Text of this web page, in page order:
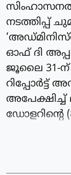
നടത്തിപ്പ്
ഓഫ് ദി
ജൂലൈ 31-ന്
റിപ്പോര്‍ട്ട്
അപേക്ഷിച്ച്
ഡോളറിന്റെ